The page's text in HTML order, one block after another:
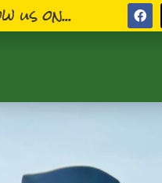
us on...